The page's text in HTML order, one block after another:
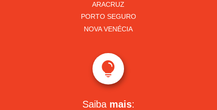
ARACRUZ
PORTO SEGURO
NOVA VENÉCIA

Saiba mais: